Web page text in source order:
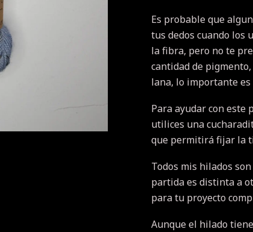
Es probable que
tus dedos cuando los
la fibra, pero no te
cantidad de
lana, lo importante
Para ayudar con este
utilices una
que permitirá fijar la
Todos mis hilados
partida es distinta a
para tu proyecto
Aunque el hilado